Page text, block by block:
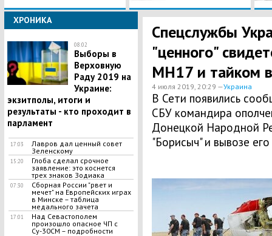
ХРОНИКА
08:02
Выборы в
Верховную
Раду 2019 на
Украине:
экзитполы, итоги и
результаты - кто проходит в
парламент
17:03
Лавров дал ценный совет
Зеленскому
15:20
Глоба сделал срочное
заявление: это коснется
трех знаков Зодиака
07:30
Сборная России "рвет и
мечет" на Европейских играх
в Минске – таблица
медального зачета
17:01
Над Севастополем
произошло опасное ЧП с
Су-30СМ – подробности
Спецслужбы
"ценного"
МН17 и тайком
4 июля 2019, 20:29 —Украина
В Сети появились
СБУ командира
Донецкой Народной
"Борисыч" и вывозе